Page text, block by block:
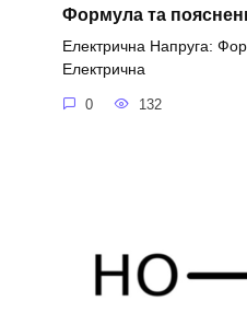
Формула та
Електрична Напруга:
Електрична
0 132